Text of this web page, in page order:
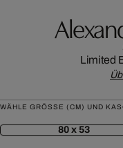
Limited
WÄHLE GRÖSSE (CM) UND
80 x 53